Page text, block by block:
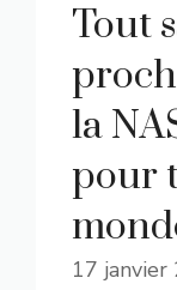
Tout
la
pour
17 janvier